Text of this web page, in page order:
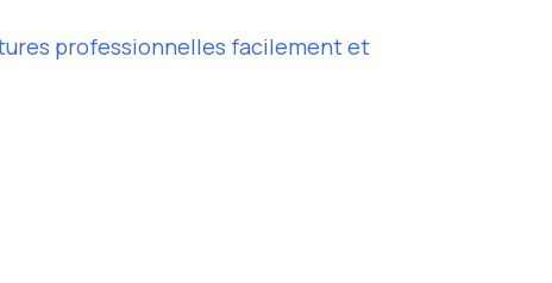
professionnelles facilement et